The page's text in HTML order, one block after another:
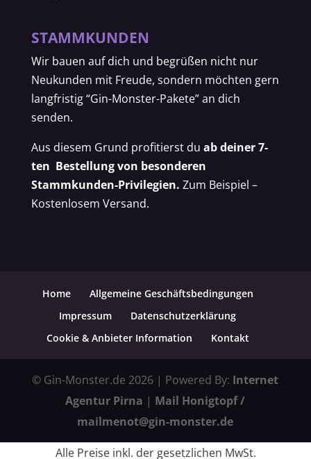
STAMMKUNDEN
Wir bauen auf dich und begrüßen nicht nur
Neukunden mit Freude, sondern möchten gern
langfristig “Gin-Monster-Pakete” an dich
senden.
Aus diesem Grund profitierst du ab deiner 7-
ten Bestellung von besonderen
Stammkunden-Privilegien. Zum Beispiel –
Kostenlosem Versand.
Home
Allgemeine Geschäftsbedingungen
Impressum
Datenschutzerklärung
Cookie & Anbieter Information
Kontakt
© Gin-Monster.de 2026 | Powered By: Internet
Agentur Pirna | Mail Honigtopf /
mailmenot@gin-monster.de
Alle Preise inkl. der gesetzlichen MwSt.